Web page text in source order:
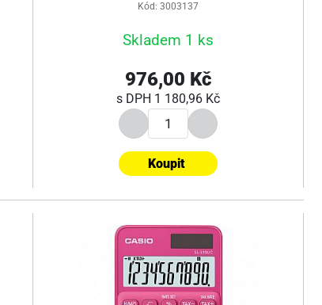
Kód: 3003137
Skladem 1 ks
976,00 Kč
s DPH 1 180,96 Kč
Koupit